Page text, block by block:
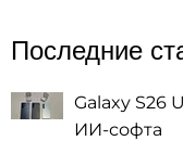
Последние
Galaxy S26
ИИ-софта